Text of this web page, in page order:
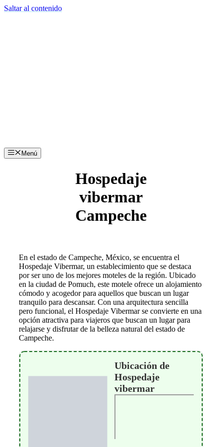
Saltar al contenido
Menú
Hospedaje
vibermar
Campeche
En el estado de Campeche, México, se encuentra el
Hospedaje Vibermar, un establecimiento que se destaca
por ser uno de los mejores moteles de la región. Ubicado
en la ciudad de Pomuch, este motele ofrece un alojamiento
cómodo y acogedor para aquellos que buscan un lugar
tranquilo para descansar. Con una arquitectura sencilla
pero funcional, el Hospedaje Vibermar se convierte en una
opción atractiva para viajeros que buscan un lugar para
relajarse y disfrutar de la belleza natural del estado de
Campeche.
Ubicación de
Hospedaje
vibermar